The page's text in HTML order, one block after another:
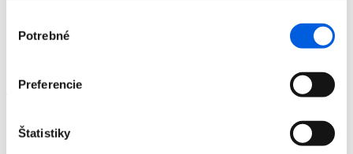
súhlasu
Potrebné
Preferencie
Štatistiky
Produkty
Pánska móda